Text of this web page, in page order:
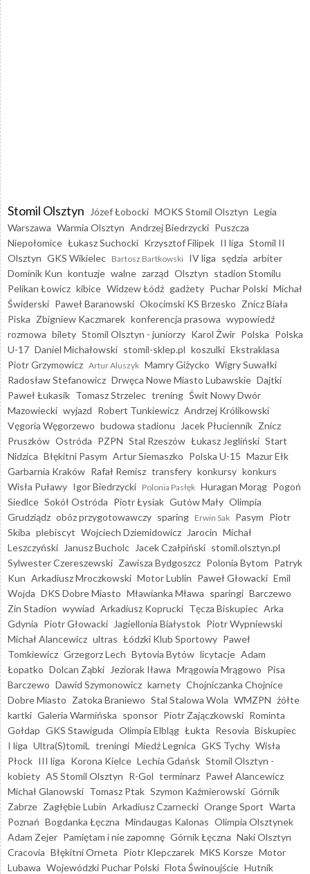
Stomil Olsztyn Józef Łobocki MOKS Stomil Olsztyn Legia
Warszawa Warmia Olsztyn Andrzej Biedrzycki Puszcza
Niepołomice Łukasz Suchocki Krzysztof Filipek II liga Stomil II
Olsztyn GKS Wikielec Bartosz Bartkowski IV liga sędzia arbiter
Dominik Kun kontuzje walne zarząd Olsztyn stadion Stomilu
Pelikan Łowicz kibice Widzew Łódź gadżety Puchar Polski Michał
Świderski Paweł Baranowski Okocimski KS Brzesko Znicz Biała
Piska Zbigniew Kaczmarek konferencja prasowa wypowiedź
rozmowa bilety Stomil Olsztyn - juniorzy Karol Żwir Polska Polska
U-17 Daniel Michałowski stomil-sklep.pl koszulki Ekstraklasa
Piotr Grzymowicz Artur Aluszyk Mamry Giżycko Wigry Suwałki
Radosław Stefanowicz Drwęca Nowe Miasto Lubawskie Dajtki
Paweł Łukasik Tomasz Strzelec trening Świt Nowy Dwór
Mazowiecki wyjazd Robert Tunkiewicz Andrzej Królikowski
Vęgoria Węgorzewo budowa stadionu Jacek Płuciennik Znicz
Pruszków Ostróda PZPN Stal Rzeszów Łukasz Jegliński Start
Nidzica Błękitni Pasym Artur Siemaszko Polska U-15 Mazur Ełk
Garbarnia Kraków Rafał Remisz transfery konkursy konkurs
Wisła Puławy Igor Biedrzycki Polonia Pasłęk Huragan Morąg Pogoń
Siedlce Sokół Ostróda Piotr Łysiak Gutów Mały Olimpia
Grudziądz obóz przygotowawczy sparing Erwin Sak Pasym Piotr
Skiba plebiscyt Wojciech Dziemidowicz Jarocin Michał
Leszczyński
Janusz Bucholc Jacek Czałpiński stomil.olsztyn.pl
Sylwester Czereszewski Zawisza Bydgoszcz Polonia Bytom Patryk
Kun Arkadiusz Mroczkowski Motor Lublin Paweł Głowacki Emil
Wojda DKS Dobre Miasto Mławianka Mława sparingi Barczewo
Zin Stadion wywiad Arkadiusz Koprucki Tęcza Biskupiec Arka
Gdynia Piotr Głowacki Jagiellonia Białystok Piotr Wypniewski
Michał Alancewicz ultras Łódzki Klub Sportowy Paweł
Tomkiewicz Grzegorz Lech Bytovia Bytów licytacje Adam
Łopatko Dolcan Ząbki Jeziorak Iława Mrągowia Mrągowo Pisa
Barczewo Dawid Szymonowicz karnety Chojniczanka Chojnice
Dobre Miasto Zatoka Braniewo Stal Stalowa Wola WMZPN żółte
kartki Galeria Warmińska sponsor Piotr Zajączkowski Rominta
Gołdap GKS Stawiguda Olimpia Elbląg Łukta Resovia Biskupiec
I liga Ultra(S)tomiL treningi Miedź Legnica GKS Tychy Wisła
Płock III liga Korona Kielce Lechia Gdańsk Stomil Olsztyn -
kobiety AS Stomil Olsztyn R-Gol terminarz Paweł Alancewicz
Michał Glanowski Tomasz Ptak Szymon Kaźmierowski Górnik
Zabrze Zagłębie Lubin Arkadiusz Czarnecki Orange Sport Warta
Poznań Bogdanka Łęczna Mindaugas Kalonas Olimpia Olsztynek
Adam Zejer Pamiętam i nie zapomnę Górnik Łęczna Naki Olsztyn
Cracovia Błękitni Orneta Piotr Klepczarek MKS Korsze Motor
Lubawa Wojewódzki Puchar Polski Flota Świnoujście Hutnik